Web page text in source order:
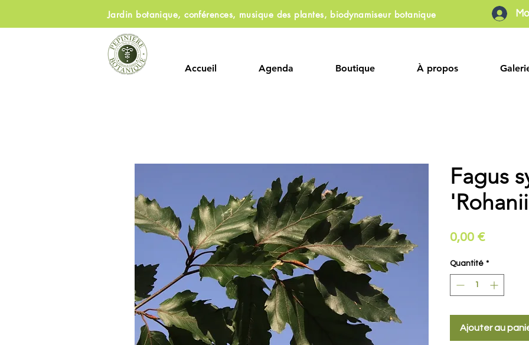
Jardin botanique, conférences, musique des plantes, biodynamiseur botanique
Accueil Agenda Boutique À propos
Fagus
0,00 €Prix
Quantité *
Ajouter au